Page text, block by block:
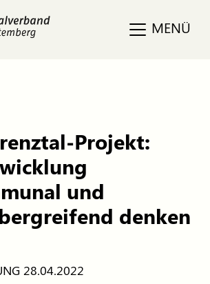
MENÜ
Projekt:
und
denken
28.04.2022